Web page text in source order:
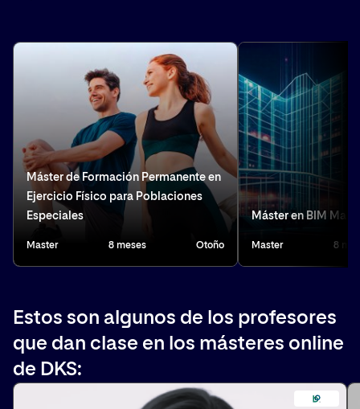
Máster de Formación Permanente en
Ejercicio Físico para Poblaciones
Especiales
Master 8 meses Otoño
Máster en BIM
Master 8
Estos son algunos de los profesores
que dan clase en los másteres online
de DKS: